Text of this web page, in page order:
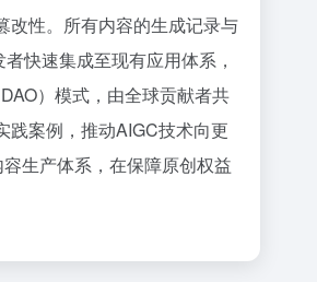
改性。所有内容的生成记录与
快速集成至现有应用体系，
）模式，由全球贡献者共
践案例，推动AIGC技术向更
生产体系，在保障原创权益